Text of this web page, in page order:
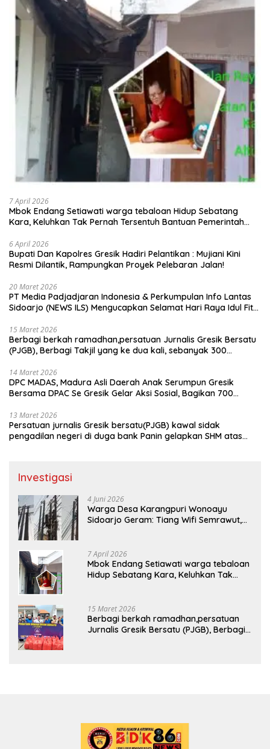
7 April 2026
Mbok Endang Setiawati warga tebaloan Hidup Sebatang
Kara, Keluhkan Tak Pernah Tersentuh Bantuan Pemerintah
6 April 2026
​Bupati Dan Kapolres Gresik Hadiri Pelantikan : Mujiani Kini
Resmi Dilantik, Rampungkan Proyek Pelebaran Jalan!
20 Maret 2026
PT Media Padjadjaran Indonesia & Perkumpulan Info Lantas
Sidoarjo (NEWS ILS) Mengucapkan Selamat Hari Raya Idul Fitri
15 Maret 2026
Berbagi berkah ramadhan,persatuan Jurnalis Gresik Bersatu
(PJGB), Berbagi Takjil yang ke dua kali, sebanyak 300
14 Maret 2026
DPC MADAS, Madura Asli Daerah Anak Serumpun Gresik
Bersama DPAC Se Gresik Gelar Aksi Sosial, Bagikan 700
13 Maret 2026
Persatuan jurnalis Gresik bersatu(PJGB) kawal sidak
pengadilan negeri di duga bank Panin gelapkan SHM atas
Investigasi
4 Juni 2026
Warga Desa Karangpuri Wonoayu
Sidoarjo Geram: Tiang Wifi Semrawut,
7 April 2026
Mbok Endang Setiawati warga tebaloan
Hidup Sebatang Kara, Keluhkan Tak
15 Maret 2026
Berbagi berkah ramadhan,persatuan
Jurnalis Gresik Bersatu (PJGB), Berbagi